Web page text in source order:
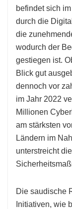
befindet sich
durch die
die
wodurch der
gestiegen ist.
Blick gut
dennoch vor
im Jahr 2022
Millionen
am stärksten
Ländern im
unterstreicht
Die saudische
Initiativen, wie